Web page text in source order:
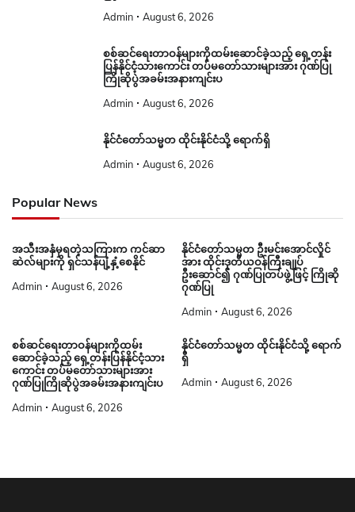
Admin August 6, 2026
စစ်ဆင်ရေးတာဝန်များကိုထမ်းဆောင်ခဲ့သည့် ရှေ့တန်း
ပြန်နိုင်ငံ့သားကောင်း တပ်မတော်သားများအား ဂုဏ်ပြု
ကြိုဆိုပွဲအခမ်းအနားကျင်းပ
Admin August 6, 2026
နိုင်ငံတော်သမ္မတ ထိုင်းနိုင်ငံသို့ ရောက်ရှိ
Admin August 6, 2026
Popular News
အသီးအနှံမှရတဲ့သကြားက ကင်ဆာ
ဆဲလ်များကို ရှင်သန်ပျံ့နှံ့စေနိုင်
Admin August 6, 2026
နိုင်ငံတော်သမ္မတ ဦးမင်းအောင်လှိုင်
အား ထိုင်းဒုတိယဝန်ကြီးချုပ်
ဦးဆောင်၍ ဂုဏ်ပြုတပ်ဖွဲ့ဖြင့် ကြိုဆို
ဂုဏ်ပြု
Admin August 6, 2026
စစ်ဆင်ရေးတာဝန်များကိုထမ်း
ဆောင်ခဲ့သည့် ရှေ့တန်းပြန်နိုင်ငံ့သား
ကောင်း တပ်မတော်သားများအား
ဂုဏ်ပြုကြိုဆိုပွဲအခမ်းအနားကျင်းပ
Admin August 6, 2026
နိုင်ငံတော်သမ္မတ ထိုင်းနိုင်ငံသို့ ရောက်
ရှိ
Admin August 6, 2026